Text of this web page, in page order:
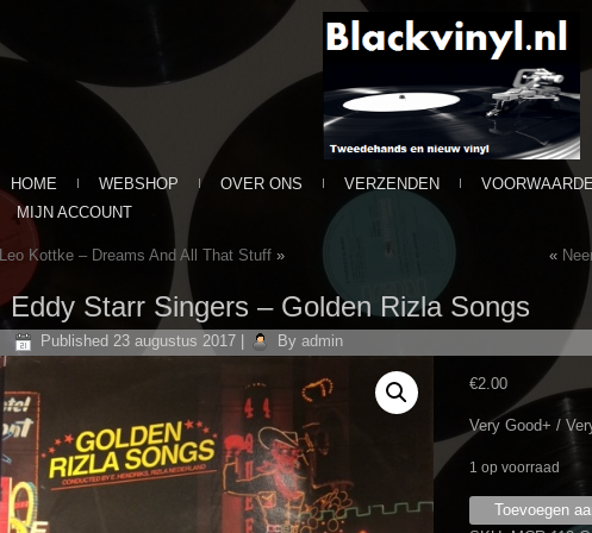
HOME WEBSHOP OVER ONS VERZENDEN
MIJN ACCOUNT
Leo Kottke ‎– Dreams And All That Stuff» «
Eddy Starr Singers ‎– Golden Rizla Songs
Published 23 augustus 2017| By admin
€2.00
Very Good+ /
1 op voorraad
EddyToevoegen